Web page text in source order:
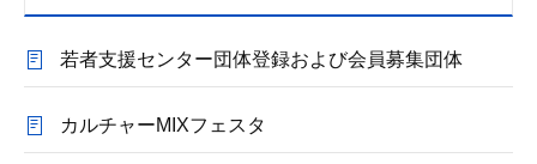
若者支援センター団体登録および会員募集団体
カルチャーMIXフェスタ